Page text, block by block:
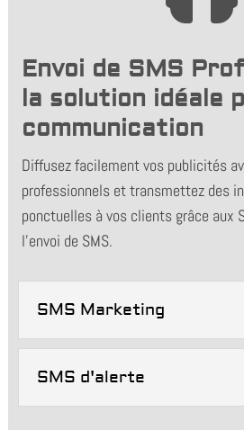
Envoi de SMS
la solution idéale
communication
Diffusez facilement vos publicités
professionnels et transmettez des
ponctuelles à vos clients grâce aux
l’envoi de SMS.
SMS Marketing
SMS d'alerte